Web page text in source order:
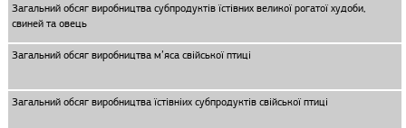
Загальний обсяг виробництва субпродуктів їстівних великої рогатої худоби,
свиней та овець
Загальний обсяг виробництва м’яса свiйської птицi
Загальний обсяг виробництва їстівніих субпродуктів свiйської птицi